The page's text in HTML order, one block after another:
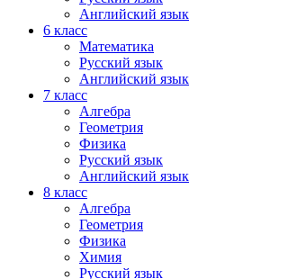
Английский язык
6 класс
Математика
Русский язык
Английский язык
7 класс
Алгебра
Геометрия
Физика
Русский язык
Английский язык
8 класс
Алгебра
Геометрия
Физика
Химия
Русский язык